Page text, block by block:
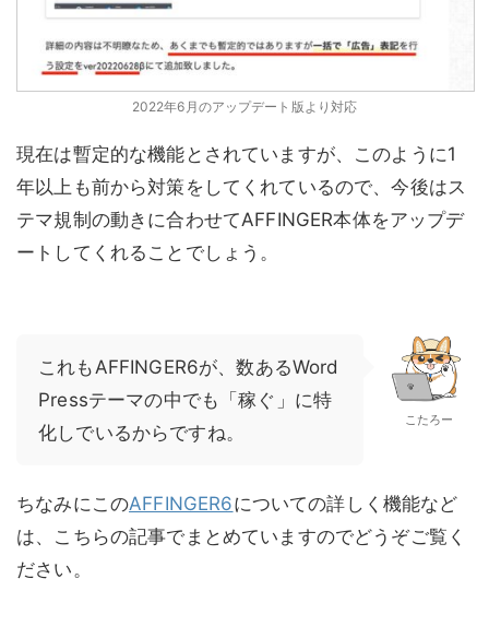
2022年6月のアップデート版より対応
現在は暫定的な機能とされていますが、このように1
年以上も前から対策をしてくれているので、今後はス
テマ規制の動きに合わせてAFFINGER本体をアップデ
ートしてくれることでしょう。
これもAFFINGER6が、数あるWord
Pressテーマの中でも「稼ぐ」に特
化しでいるからですね。
こたろー
ちなみにこのAFFINGER6についての詳しく機能など
は、こちらの記事でまとめていますのでどうぞご覧く
ださい。